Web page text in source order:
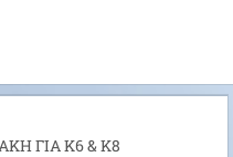
ΓΙΑ Κ6 & Κ8